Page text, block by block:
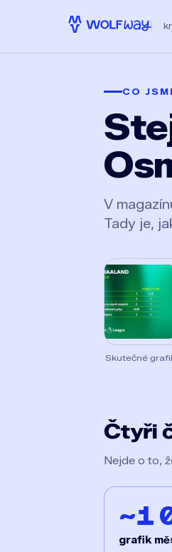
CO
V
Tady je,
Skutečné
Čtyři
Nejde o to,
~1
grafik